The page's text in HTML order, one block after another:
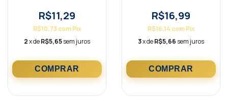
R$11,29
R$10,73com Pix
2x deR$5,65sem juros
R$16,99
R$16,14 com Pix
3x deR$5,66 sem juros